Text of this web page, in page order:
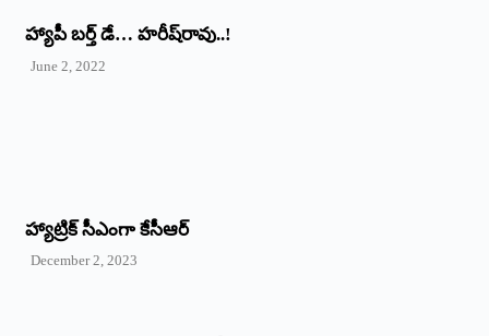
హ్యాపీ బర్త్ ‌డే… హరీష్‌రావు..!
June 2, 2022
హ్యాట్రిక్‌ ‌సీఎంగా కేసీఆర్‌
December 2, 2023